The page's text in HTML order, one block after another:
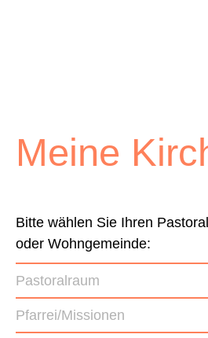
Vermischtes
Inserate &
Stellenbörse
Beilagen und Inserate
Meine
Bitte wählen Sie Ihren
oder Wohngemeinde:
Pastoralraum
Pfarrei/Missionen